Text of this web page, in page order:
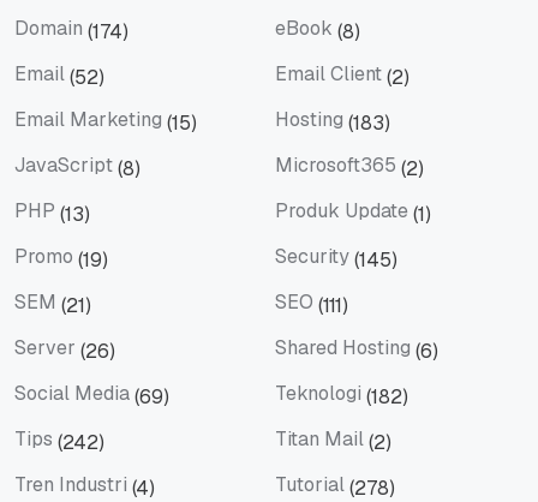
Domain (174) eBook (8)
Email(52) Email Client(2)
Email Marketing (15) Hosting (183)
JavaScript(8) Microsoft365 (2)
PHP (13) Produk Update (1)
Promo (19) Security(145)
SEM (21) SEO (111)
Server (26) Shared Hosting (6)
Social Media(69) Teknologi (182)
Tips (242) Titan Mail(2)
Tren Industri (4) Tutorial(278)